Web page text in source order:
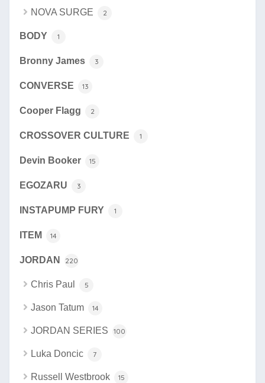
NOVA SURGE 2
BODY 1
Bronny James 3
CONVERSE 13
Cooper Flagg 2
CROSSOVER CULTURE 1
Devin Booker 15
EGOZARU 3
INSTAPUMP FURY 1
ITEM 14
JORDAN 220
Chris Paul 5
Jason Tatum 14
JORDAN SERIES 100
Luka Doncic 7
Russell Westbrook 15